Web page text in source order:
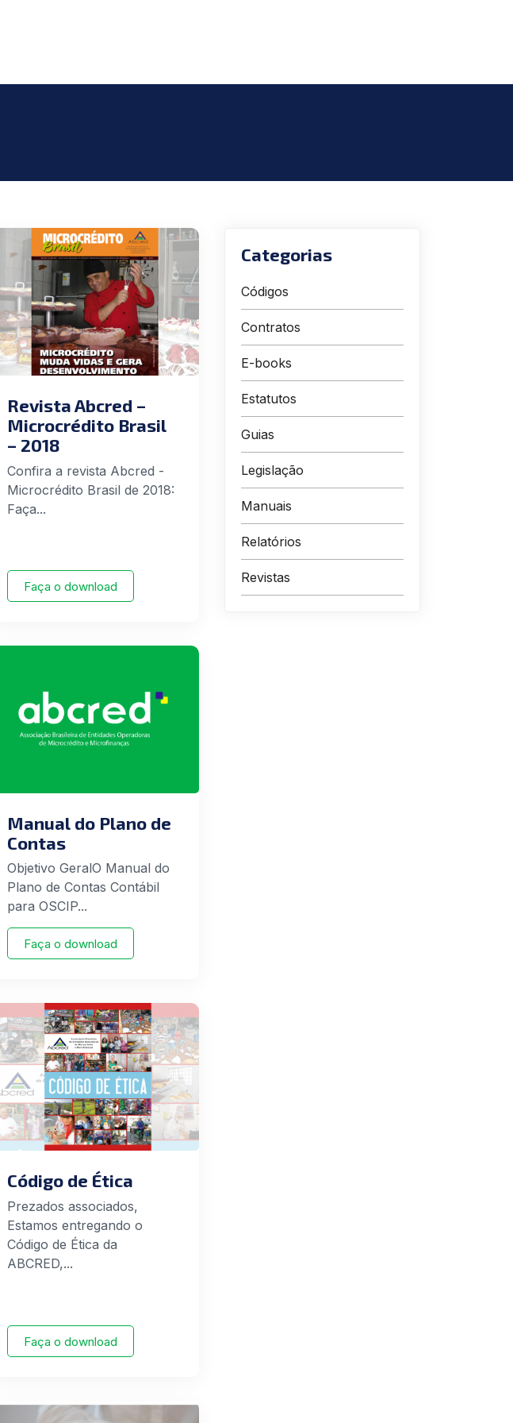
Revista Abcred –
Microcrédito Brasil
– 2018
Confira a revista Abcred -
Microcrédito Brasil de 2018:
Faça...
Faça o download
Manual do Plano de
Contas
Objetivo GeralO Manual do
Plano de Contas Contábil
para OSCIP...
Faça o download
Código de Ética
Prezados associados,
Estamos entregando o
Código de Ética da
ABCRED,...
Faça o download
Categorias
Códigos
Contratos
E-books
Estatutos
Guias
Legislação
Manuais
Relatórios
Revistas